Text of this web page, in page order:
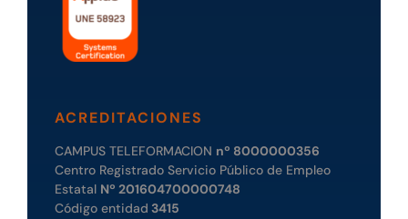
ACREDITACIONES
CAMPUS TELEFORMACION nº 8000000356
Centro Registrado Servicio Público de Empleo
Estatal Nº 201604700000748
Código entidad 3415